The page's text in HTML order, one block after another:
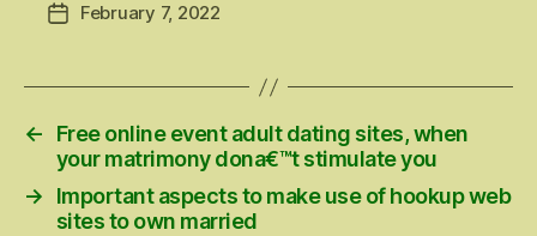
PostFebruary 7, 2022
←
Free online event adult dating sites, when
your matrimony dona€™t stimulate you
→
Important aspects to make use of hookup web
sites to own married